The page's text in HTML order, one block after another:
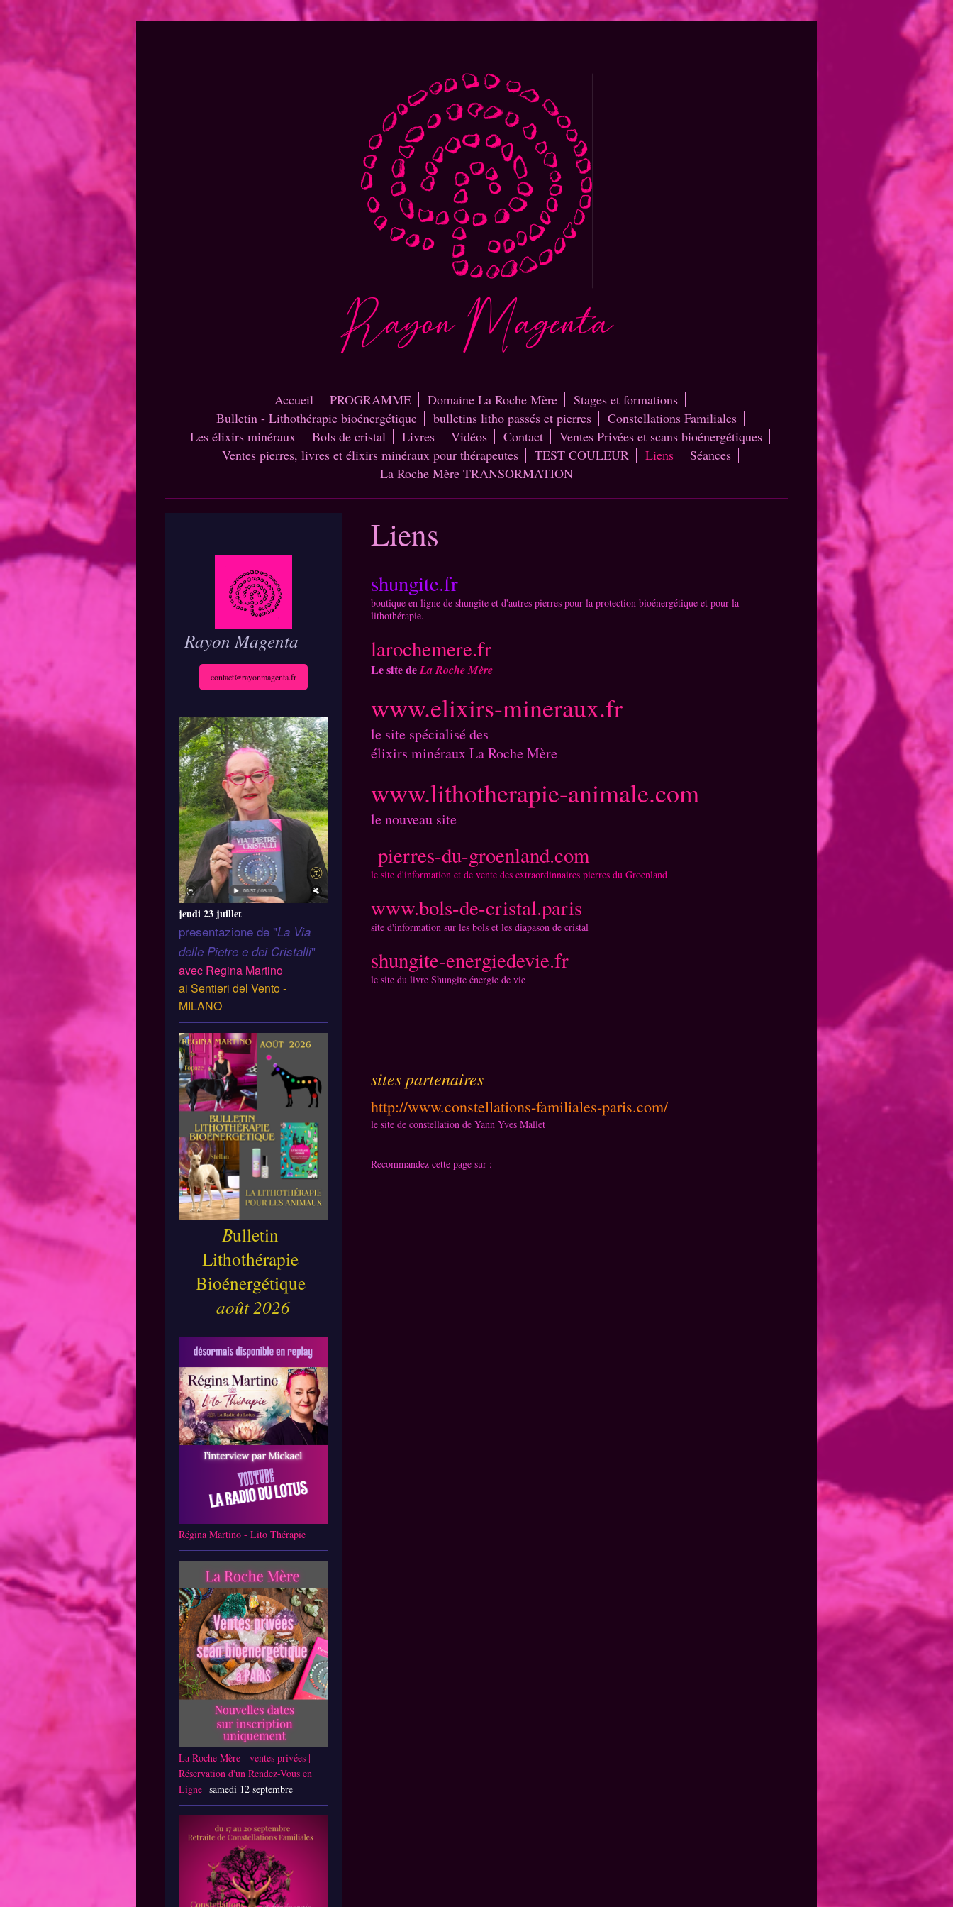
Accueil PROGRAMME Domaine La Roche Mère
Stages et formations
Bulletin - Lithothérapie bioénergétique
bulletins litho passés et pierres
Constellations Familiales
Les élixirs minéraux
Bols de cristal Livres Vidéos Contact
Ventes Privées et scans bioénergétiques
Ventes pierres, livres et élixirs minéraux pour thérapeutes
TEST COULEUR Liens
Séances
La Roche Mère TRANSORMATION
Liens
shungite.fr
boutique en ligne de shungite et d'autres pierres pour la protection bioénergétique et pour la
lithothérapie.
larochemere.fr
Le site deLa Roche Mère
www.elixirs-mineraux.fr
le site spécialisé des
élixirs minéraux La Roche Mère
www.lithotherapie-animale.com
le nouveau site
pierres-du-groenland.com
le site d'information et de vente des extraordinnaires pierres du Groenland
www.bols-de-cristal.paris
site d'information sur les bols et les diapason de cristal
shungite-energiedevie.fr
le site du livre Shungite énergie de vie
sites partenaires
http://www.constellations-familiales-paris.com/
le site de constellation de Yann Yves Mallet
Recommandez cette page sur :
Rayon Magenta
contact@rayonmagenta.fr
jeudi 23 juillet
presentazione de "La Via
delle Pietre e dei Cristalli"
avec Regina Martino
ai Sentieri del Vento -
MILANO
Bulletin
Lithothérapie
Bioénergétique
août 2026
Régina Martino - Lito Thérapie
La Roche Mère - ventes privées |
Réservation d'un Rendez-Vous en
Ligne samedi 12 septembre